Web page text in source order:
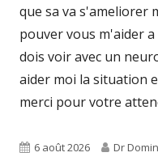
que sa va s'ameliorer
pouver vous m'aider
dois voir avec un
aider moi la situation
merci pour votre
Published
6 août 2026 Author
Dr